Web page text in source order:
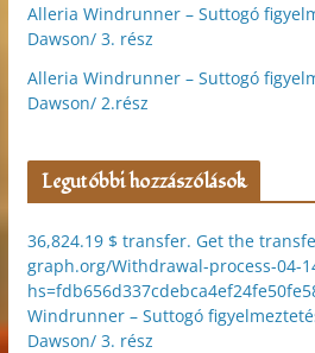
Alleria Windrunner – Suttogó
Dawson/ 3. rész
Alleria Windrunner – Suttogó
Dawson/ 2.rész
Legutóbbi hozzászólások
36,824.19 $ transfer. Get the
graph.org/Withdrawal-process-04-
Windrunner – Suttogó
Dawson/ 3. rész